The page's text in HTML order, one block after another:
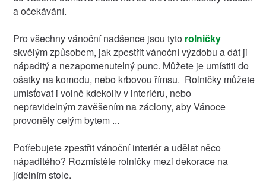
a očekávání.
Pro všechny vánoční nadšence jsou tyto rolničky
skvělým způsobem, jak zpestřit vánoční výzdobu a dát ji
nápaditý a nezapomenutelný punc. Můžete je umístiti do
ošatky na komodu, nebo krbovou římsu. Rolničky můžete
umísťovat i volně kdekoliv v interiéru, nebo
nepravidelným zavěšením na záclony, aby Vánoce
provoněly celým bytem ...
Potřebujete zpestřit vánoční interiér a udělat něco
nápaditého? Rozmístěte rolničky mezi dekorace na
jídelním stole.